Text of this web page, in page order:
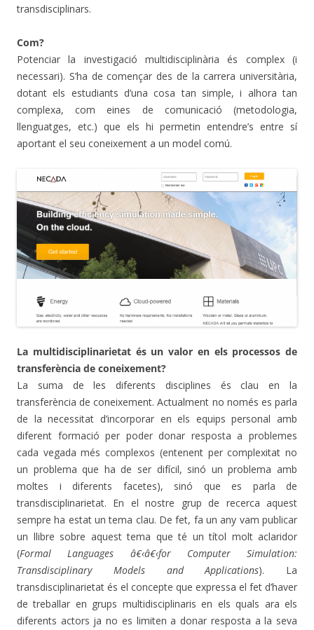
transdisciplinars.
Com?
Potenciar la investigació multidisciplinària és complex (i
necessari). S’ha de començar des de la carrera universitària,
dotant els estudiants d’una cosa tan simple, i alhora tan
complexa, com eines de comunicació (metodologia,
llenguatges, etc.) que els hi permetin entendre’s entre sí
aportant el seu coneixement a un model comú.
La multidisciplinarietat és un valor en els processos de
transferència de coneixement?
La suma de les diferents disciplines és clau en la
transferència de coneixement. Actualment no només es parla
de la necessitat d’incorporar en els equips personal amb
diferent formació per poder donar resposta a problemes
cada vegada més complexos (entenent per complexitat no
un problema que ha de ser difícil, sinó un problema amb
moltes i diferents facetes), sinó que es parla de
transdisciplinarietat. En el nostre grup de recerca aquest
sempre ha estat un tema clau. De fet, fa un any vam publicar
un llibre sobre aquest tema que té un títol molt aclaridor
(Formal Languages â€‹â€‹for Computer Simulation:
Transdisciplinary Models and Applications). La
transdisciplinarietat és el concepte que expressa el fet d’haver
de treballar en grups multidisciplinaris en els quals ara els
diferents actors ja no es limiten a donar resposta a la seva